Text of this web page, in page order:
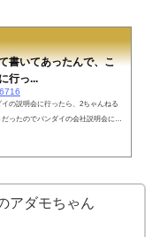
書いてあったんで、こ
行っ...
の説明会に行ったら、2ちゃんねる
ったのでバンダイの会社説明会に金
アダモちゃん